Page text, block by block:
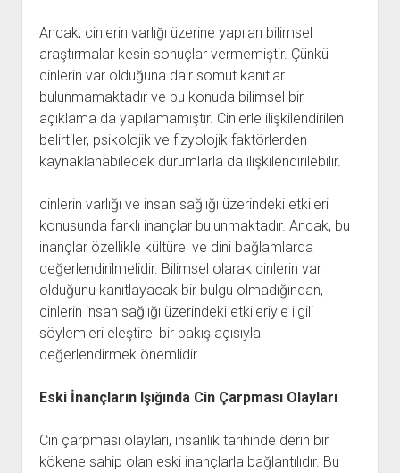
Ancak, cinlerin varlığı üzerine yapılan bilimsel
araştırmalar kesin sonuçlar vermemiştir. Çünkü
cinlerin var olduğuna dair somut kanıtlar
bulunmamaktadır ve bu konuda bilimsel bir
açıklama da yapılamamıştır. Cinlerle ilişkilendirilen
belirtiler, psikolojik ve fizyolojik faktörlerden
kaynaklanabilecek durumlarla da ilişkilendirilebilir.
cinlerin varlığı ve insan sağlığı üzerindeki etkileri
konusunda farklı inançlar bulunmaktadır. Ancak, bu
inançlar özellikle kültürel ve dini bağlamlarda
değerlendirilmelidir. Bilimsel olarak cinlerin var
olduğunu kanıtlayacak bir bulgu olmadığından,
cinlerin insan sağlığı üzerindeki etkileriyle ilgili
söylemleri eleştirel bir bakış açısıyla
değerlendirmek önemlidir.
Eski İnançların Işığında Cin Çarpması Olayları
Cin çarpması olayları, insanlık tarihinde derin bir
kökene sahip olan eski inançlarla bağlantılıdır. Bu